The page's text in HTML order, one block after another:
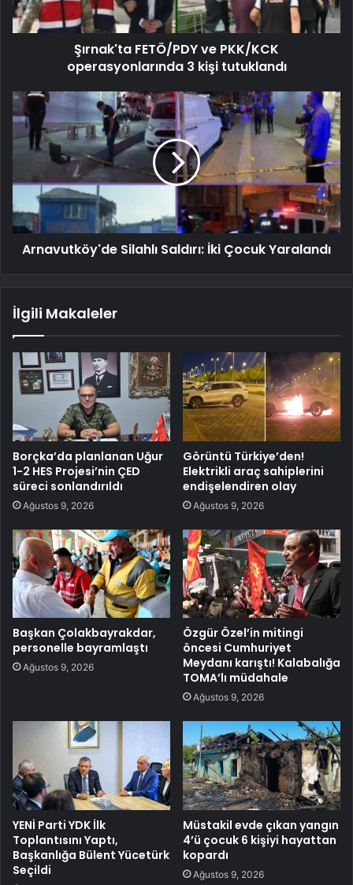
Şırnak'ta FETÖ/PDY ve PKK/KCK
operasyonlarında 3 kişi tutuklandı
Arnavutköy'de Silahlı Saldırı: İki Çocuk Yaralandı
İlgili Makaleler
Borçka’da planlanan Uğur
1-2 HES Projesi’nin ÇED
süreci sonlandırıldı
Ağustos 9, 2026
Görüntü Türkiye’den!
Elektrikli araç sahiplerini
endişelendiren olay
Ağustos 9, 2026
Başkan Çolakbayrakdar,
personelle bayramlaştı
Ağustos 9, 2026
Özgür Özel’in mitingi
öncesi Cumhuriyet
Meydanı karıştı! Kalabalığa
TOMA’lı müdahale
Ağustos 9, 2026
YENİ Parti YDK İlk
Toplantısını Yaptı,
Başkanlığa Bülent Yücetürk
Seçildi
Müstakil evde çıkan yangın
4’ü çocuk 6 kişiyi hayattan
kopardı
Ağustos 9, 2026